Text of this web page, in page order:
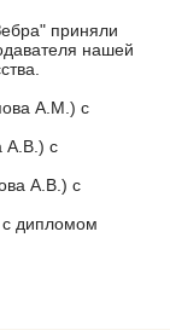
приняли
нашей
А.М.) с
А.В.) с
А.В.) с
с дипломом